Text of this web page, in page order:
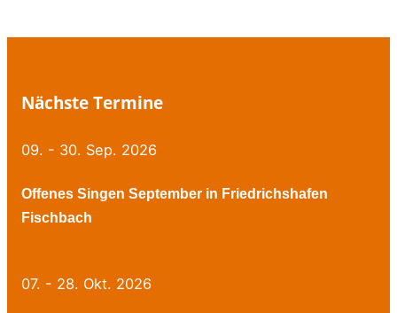
Nächste Termine
09. - 30. Sep. 2026
Offenes Singen September in Friedrichshafen
Fischbach
07. - 28. Okt. 2026